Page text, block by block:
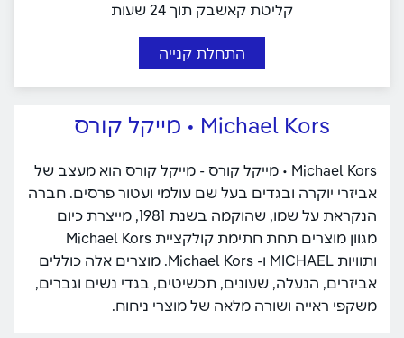
קליטת קאשבק תוך 24 שעות
התחלת קנייה
Michael Kors • מייקל קורס
Michael Kors • מייקל קורס - מייקל קורס הוא מעצב של
אביזרי יוקרה ובגדים בעל שם עולמי ועטור פרסים. חברה
הנקראת על שמו, שהוקמה בשנת 1981, מייצרת כיום
מגוון מוצרים תחת חתימת קולקציית Michael Kors
ותוויות MICHAEL ו- Michael Kors. מוצרים אלה כוללים
אביזרים, הנעלה, שעונים, תכשיטים, בגדי נשים וגברים,
משקפי ראייה ושורה מלאה של מוצרי ניחוח.